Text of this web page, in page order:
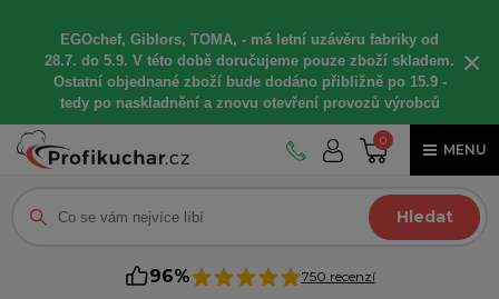
EGOchef, Giblors, TOMA, - má letní uzávěru fabriky od
28.7. do 5.9. V této době doručujeme pouze zboží skladem.
Ostatní objednané zboží bude dodáno přibližně po 15.9 -
tedy po naskladnění a znovu otevření provozů výrobců
×
0
MENU
Hledat
96% 750 recenzí